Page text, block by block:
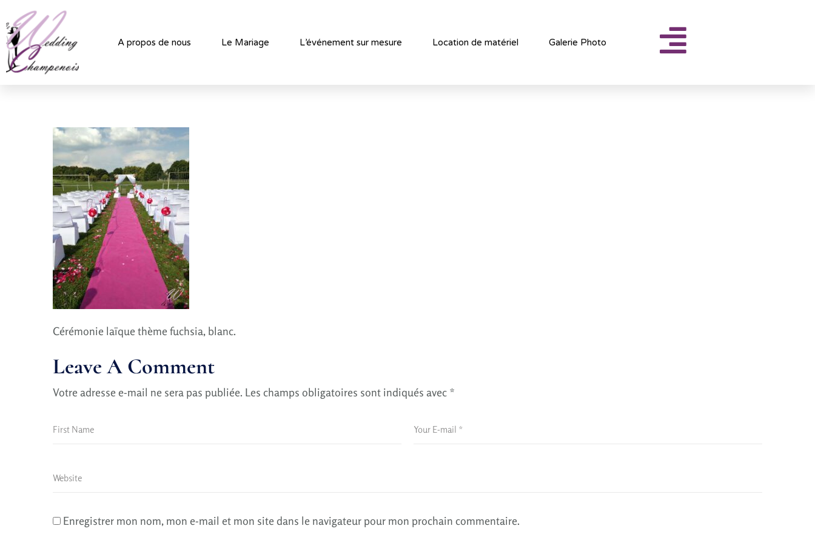
A propos de nous Le Mariage L’événement sur mesure Location de matériel Galerie Photo
Cérémonie laïque thème fuchsia, blanc.
Leave A Comment
Votre adresse e-mail ne sera pas publiée. Les champs obligatoires sont indiqués avec *
Enregistrer mon nom, mon e-mail et mon site dans le navigateur pour mon prochain commentaire.